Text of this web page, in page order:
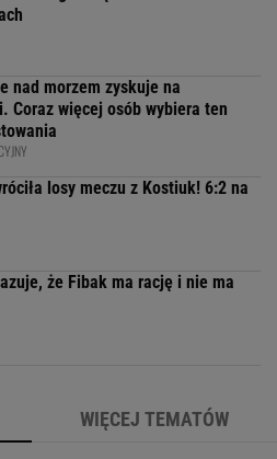
nad morzem zyskuje na
Coraz więcej osób wybiera ten
losy meczu z Kostiuk! 6:2 na
że Fibak ma rację i nie ma
WIĘCEJ TEMATÓW